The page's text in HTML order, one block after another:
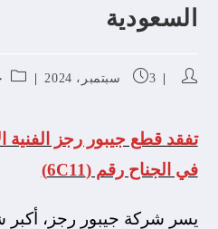
السعودية
3 سبتمبر، 2024
تفقد قطع جيبور رجز الفنية
في الجناح رقم (6C11)
يسر شركة جيبور رجز، أكبر